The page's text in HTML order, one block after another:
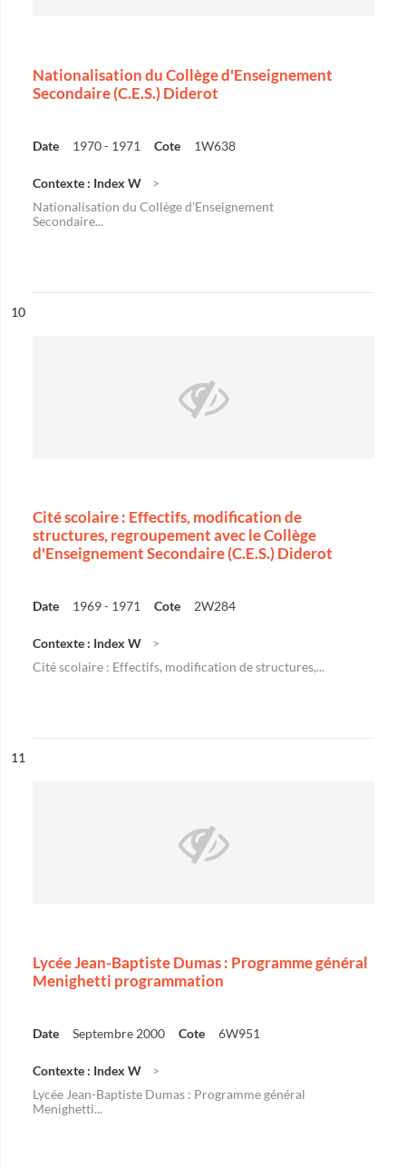
Nationalisation du Collège d'Enseignement
Secondaire (C.E.S.) Diderot
Date 1970 - 1971 Cote 1W638
Contexte : Index W
Nationalisation du Collège d'Enseignement
Secondaire...
n°
10
Cité scolaire : Effectifs, modification de
structures, regroupement avec le Collège
d'Enseignement Secondaire (C.E.S.) Diderot
Date 1969 - 1971 Cote 2W284
Contexte : Index W
Cité scolaire : Effectifs, modification de structures,...
n°
11
Lycée Jean-Baptiste Dumas : Programme général
Menighetti programmation
Date Septembre 2000 Cote 6W951
Contexte : Index W
Lycée Jean-Baptiste Dumas : Programme général
Menighetti...